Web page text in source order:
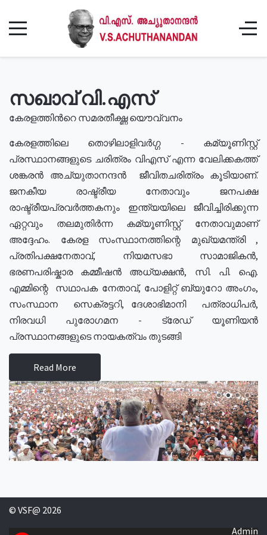
സഖാവ് വി.എസ്
കേരളത്തിൻറെ സമരതീക്ഷ്ണ യൌവ്വനം
കേരളത്തിലെ തൊഴിലാളിവർഗ്ഗ - കമ്യൂണിസ്റ്റ്
പ്രസ്ഥാനങ്ങളുടെ ചരിത്രം വിഎസ് എന്ന വേലിക്കകത്ത്
ശങ്കരൻ അച്യുതാനന്ദൻ ജീവിതചരിത്രം കൂടിയാണ്.
ജനകീയ രാഷ്ട്രീയ നേതാവും ജനപക്ഷ
രാഷ്ട്രീയപ്രവർത്തകനും ഇന്ത്യയിലെ ജീവിച്ചിരിക്കുന്ന
ഏറ്റവും തലമുതിർന്ന കമ്യൂണിസ്റ്റ് നേതാവുമാണ്
അദ്ദേഹം. കേരള സംസ്ഥാനത്തിന്റെ മുഖ്യമന്ത്രി ,
പ്രതിപക്ഷനേതാവ്, നിയമസഭാ സാമാജികൻ,
ഭരണപരിഷ്കാര കമ്മീഷൻ അധ്യക്ഷൻ, സി. പി. ഐ.
എമ്മിന്റെ സഥാപക നേതാവ്, പോളിറ്റ് ബ്യുറോ അംഗം,
സംസ്ഥാന സെക്രട്ടറി, ദേശാഭിമാനി പത്രാധിപർ,
നിരവധി പുരോഗമന - ട്രേഡ് യൂണിയൻ
പ്രസ്ഥാനങ്ങളുടെ നായകത്വം തുടങ്ങി
Read More
© VSF@ 2026
Admin